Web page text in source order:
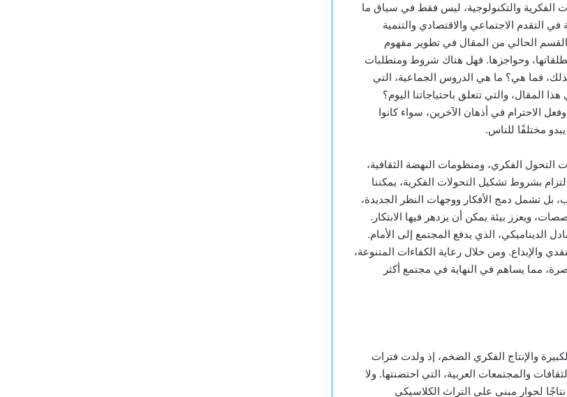
الفكرية والتكنولوجية، ليس فقط في سياق ما
في التقدم الاجتماعي والاقتصادي والتنمية
القسم الحالي من المقال في تطوير مفهوم
ومطلقاتها، وحواجزها. فهل هناك شروط ومتطلبات
كذلك، فما هي؟ ما هي الدروس الجماعية، التي
المقال، والتي تتعلق باحتياجاتنا اليوم؟
الاحترام في أذهان الآخرين، سواء كانوا
مختلفًا للناس.
التحول الفكري، ومنظومات النهضة الثقافية،
بشروط تشكيل التحولات الفكرية، يمكننا
بل تشمل دمج الأفكار ووجهات النظر الجديدة،
ويعزز بيئة يمكن أن يزدهر فيها الابتكار.
الديناميكي، الذي يدفع المجتمع إلى الأمام.
والإبداع. ومن خلال رعاية الكفاءات المتنوعة،
مما يساهم في النهاية في مجتمع أكثر
والإنتاج الفكري الضخم، إذ ولدت فترات
والمجتمعات العربية، التي احتضنتها. ولا
لحوار مبني على التراث الكلاسيكي